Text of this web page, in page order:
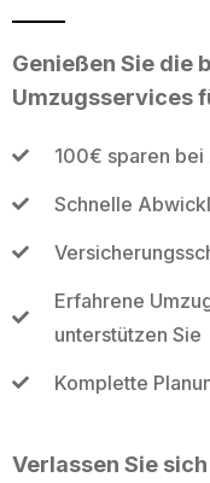
Genießen Sie die
Umzugsservices
100€ sparen bei
Schnelle
Erfahrene
unterstützen Sie
Komplette
Verlassen Sie